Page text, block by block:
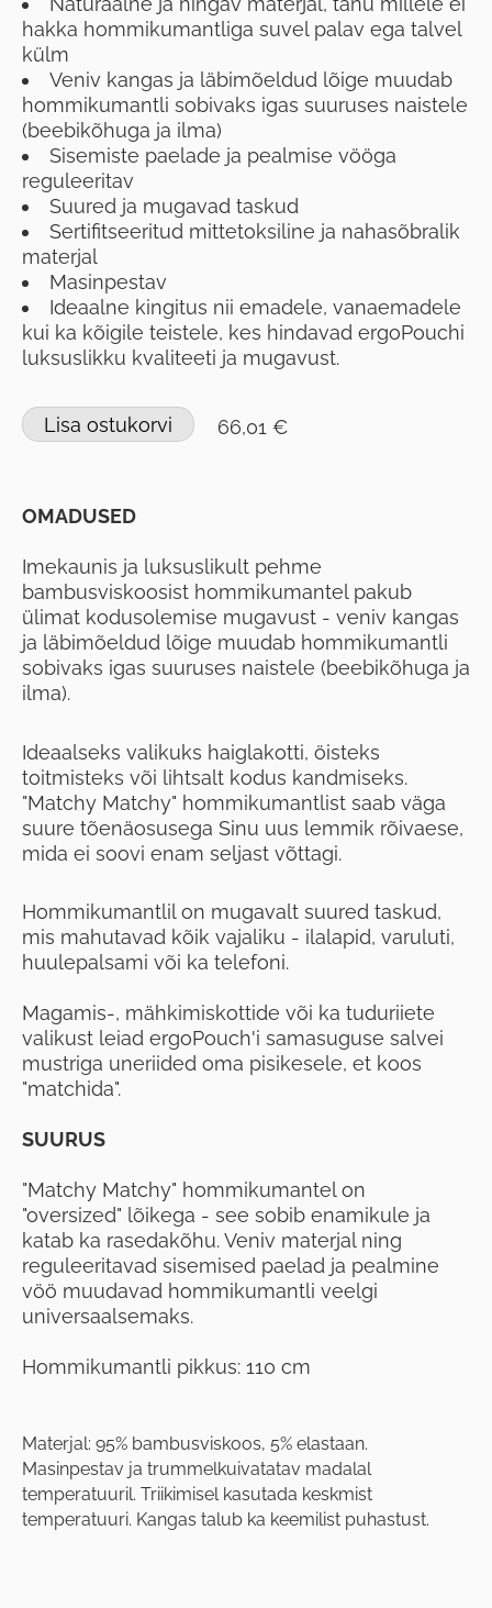
hakka hommikumantliga suvel palav ega talvel
külm
Veniv kangas ja läbimõeldud lõige muudab
hommikumantli sobivaks igas suuruses naistele
(beebikõhuga ja ilma)
Sisemiste paelade ja pealmise vööga
reguleeritav
Suured ja mugavad taskud
Sertifitseeritud mittetoksiline ja nahasõbralik
materjal
Masinpestav
Ideaalne kingitus nii emadele, vanaemadele
kui ka kõigile teistele, kes hindavad ergoPouchi
luksuslikku kvaliteeti ja mugavust.
Lisa ostukorvi 66,01 €
OMADUSED
Imekaunis ja luksuslikult pehme
bambusviskoosist hommikumantel pakub
ülimat kodusolemise mugavust - veniv kangas
ja läbimõeldud lõige muudab hommikumantli
sobivaks igas suuruses naistele (beebikõhuga ja
ilma).
Ideaalseks valikuks haiglakotti, öisteks
toitmisteks või lihtsalt kodus kandmiseks.
"Matchy Matchy" hommikumantlist saab väga
suure tõenäosusega Sinu uus lemmik rõivaese,
mida ei soovi enam seljast võttagi.
Hommikumantlil on mugavalt suured taskud,
mis mahutavad kõik vajaliku - ilalapid, varuluti,
huulepalsami või ka telefoni.
Magamis-, mähkimiskottide või ka tuduriiete
valikust leiad ergoPouch'i samasuguse salvei
mustriga uneriided oma pisikesele, et koos
"matchida".
SUURUS
"Matchy Matchy" hommikumantel on
"oversized" lõikega - see sobib enamikule ja
katab ka rasedakõhu. Veniv materjal ning
reguleeritavad sisemised paelad ja pealmine
vöö muudavad hommikumantli veelgi
universaalsemaks.
Hommikumantli pikkus: 110 cm
Materjal: 95% bambusviskoos, 5% elastaan.
Masinpestav ja trummelkuivatatav madalal
temperatuuril. Triikimisel kasutada keskmist
temperatuuri. Kangas talub ka keemilist puhastust.